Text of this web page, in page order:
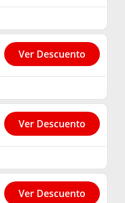
Ver Descuento
Ver Descuento
Ver Descuento